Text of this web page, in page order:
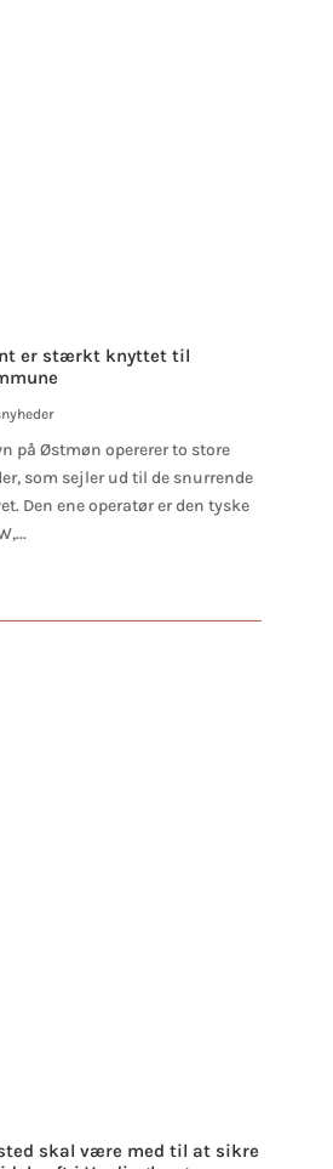
er stærkt knyttet til
på Østmøn opererer to store
som sejler ud til de snurrende
Den ene operatør er den tyske
skal være med til at sikre